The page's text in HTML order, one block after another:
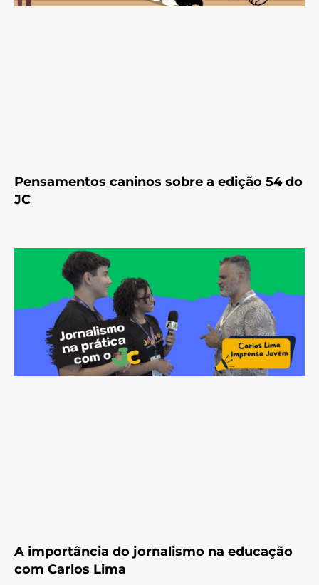
Pensamentos caninos sobre a edição 54 do
JC
A importância do jornalismo na educação
com Carlos Lima